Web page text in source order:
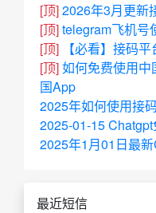
[顶]2026年3月更新
[顶]telegram飞机号
[顶]
【必看】接码
[顶]如何免费使用
国App
2025年如何使用接
2025-01-15
2025年1月01日最
最近短信